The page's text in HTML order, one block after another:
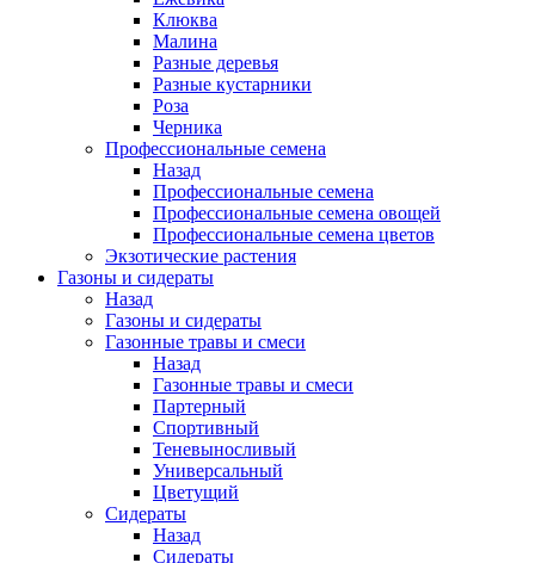
Клюква
Малина
Разные деревья
Разные кустарники
Роза
Черника
Профессиональные семена
Назад
Профессиональные семена
Профессиональные семена овощей
Профессиональные семена цветов
Экзотические растения
Газоны и сидераты
Назад
Газоны и сидераты
Газонные травы и смеси
Назад
Газонные травы и смеси
Партерный
Спортивный
Теневыносливый
Универсальный
Цветущий
Сидераты
Назад
Сидераты